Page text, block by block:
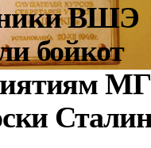
ВШЭ
бойкот